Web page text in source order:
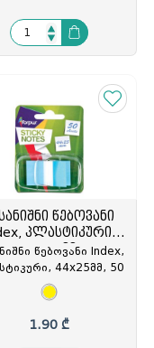
წებოვანი
პლასტიკური,
44x25მმ
წებოვანი Index,
44x25მმ, 50
დისპენსერში,
ყვითელი, Forpus,
FOP-420456
1.90 ₾